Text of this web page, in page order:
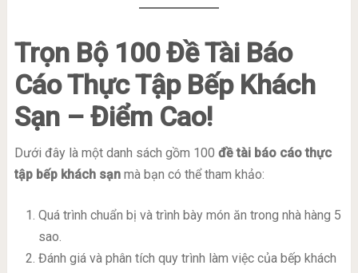
Trọn Bộ 100 Đề Tài Báo
Cáo Thực Tập Bếp Khách
Sạn– Điểm Cao!
Dưới đây là một danh sách gồm 100 đề tài báo cáo thực
tập bếp khách sạnmà bạn có thể tham khảo:
Quá trình chuẩn bị và trình bày món ăn trong nhà hàng 5
sao.
Đánh giá và phân tích quy trình làm việc của bếp khách